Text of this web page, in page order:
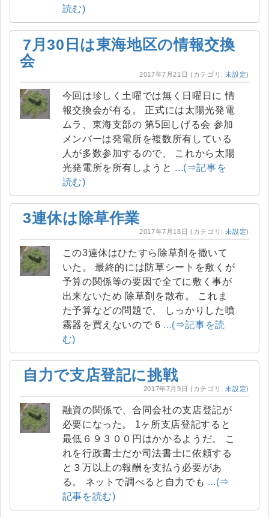
読む)
7月30日は東海地区の情報交換
会
2017年7月21日 (カテゴリ:未設定)
今回は珍しく土曜では無く日曜日に 情
報交換会が有る。 正式には太陽光発電
ムラ、東海支部の 第5回しげる会 参加
メンバーは発電所を複数所有している
人が多数参加するので、 これから太陽
光発電所を所有しようと ...(⇒記事を
読む)
3連休は除草作業
2017年7月18日 (カテゴリ:未設定)
この3連休はひたすら除草剤を撒いて
いた。 最終的には防草シートを敷くが
予算の関係等の要因で全てに敷く事が
出来ないため 除草剤を散布。 これま
た予算などの問題で、 しっかりした噴
霧器を買えないので 6 ...(⇒記事を読
む)
自力で支店登記に挑戦
2017年7月9日 (カテゴリ:未設定)
融資の関係で、合同会社の支店登記が
必要になった。 1ヶ所支店登記すると
最低６９３００円はかかるようだ。 こ
れを行政書士だか司法書士に依頼する
と３万以上の報酬を支払う必要があ
る。 ネットで調べると自力でも ...(⇒
記事を読む)